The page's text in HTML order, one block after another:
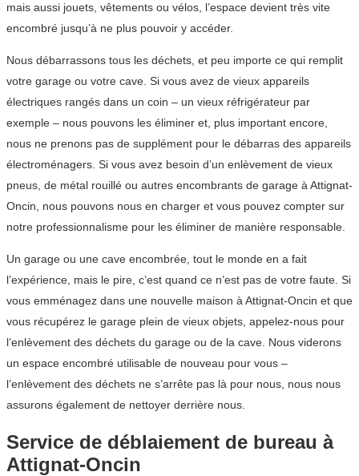
mais aussi jouets, vêtements ou vélos, l’espace devient très vite
encombré jusqu’à ne plus pouvoir y accéder.
Nous débarrassons tous les déchets, et peu importe ce qui remplit
votre garage ou votre cave. Si vous avez de vieux appareils
électriques rangés dans un coin – un vieux réfrigérateur par
exemple – nous pouvons les éliminer et, plus important encore,
nous ne prenons pas de supplément pour le débarras des appareils
électroménagers. Si vous avez besoin d’un enlèvement de vieux
pneus, de métal rouillé ou autres encombrants de garage à Attignat-
Oncin, nous pouvons nous en charger et vous pouvez compter sur
notre professionnalisme pour les éliminer de manière responsable.
Un garage ou une cave encombrée, tout le monde en a fait
l’expérience, mais le pire, c’est quand ce n’est pas de votre faute. Si
vous emménagez dans une nouvelle maison à Attignat-Oncin et que
vous récupérez le garage plein de vieux objets, appelez-nous pour
l’enlèvement des déchets du garage ou de la cave. Nous viderons
un espace encombré utilisable de nouveau pour vous –
l’enlèvement des déchets ne s’arrête pas là pour nous, nous nous
assurons également de nettoyer derrière nous.
Service de déblaiement de bureau à
Attignat-Oncin